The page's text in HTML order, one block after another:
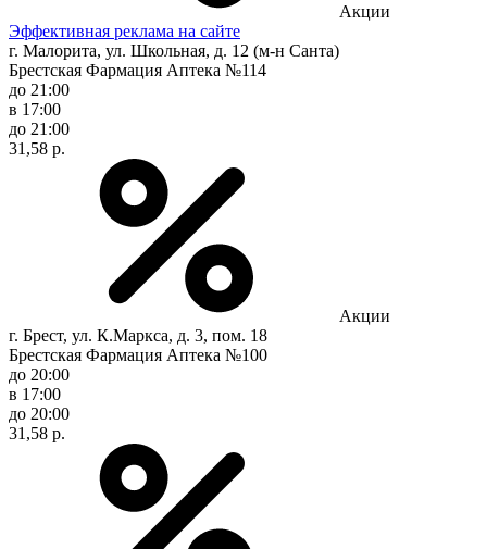
Акции
Эффективная реклама на сайте
г. Малорита, ул. Школьная, д. 12 (м-н Санта)
Брестская Фармация Аптека №114
до 21:00
в 17:00
до 21:00
31,58 р.
Акции
г. Брест, ул. К.Маркса, д. 3, пом. 18
Брестская Фармация Аптека №100
до 20:00
в 17:00
до 20:00
31,58 р.